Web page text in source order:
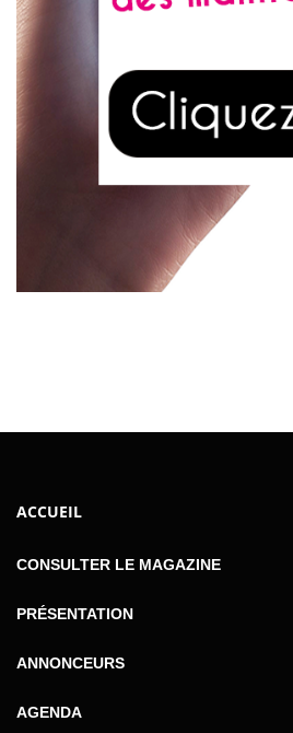
ACCUEIL
CONSULTER LE MAGAZINE
PRÉSENTATION
ANNONCEURS
AGENDA